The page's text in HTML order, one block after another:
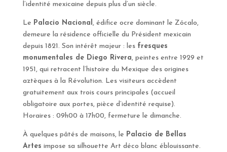
l’identité mexicaine depuis plus d’un siècle.
Le Palacio Nacional, édifice ocre dominant le Zócalo,
demeure la résidence officielle du Président mexicain
depuis 1821. Son intérêt majeur : les fresques
monumentales de Diego Rivera, peintes entre 1929 et
1951, qui retracent l’histoire du Mexique des origines
aztèques à la Révolution. Les visiteurs accèdent
gratuitement aux trois cours principales (accueil
obligatoire aux portes, pièce d’identité requise).
Horaires : 09h00 à 17h00, fermeture le dimanche.
À quelques pâtés de maisons, le Palacio de Bellas
Artes impose sa silhouette Art déco blanc éblouissante.